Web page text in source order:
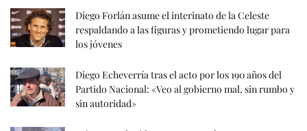
Diego Forlán asume el interinato de la Celeste
respaldando a las figuras y prometiendo lugar para
los jóvenes
Diego Echeverría tras el acto por los 190 años del
Partido Nacional: «Veo al gobierno mal, sin rumbo y
sin autoridad»